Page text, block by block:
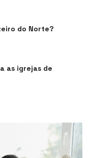
do Norte?
as igrejas de